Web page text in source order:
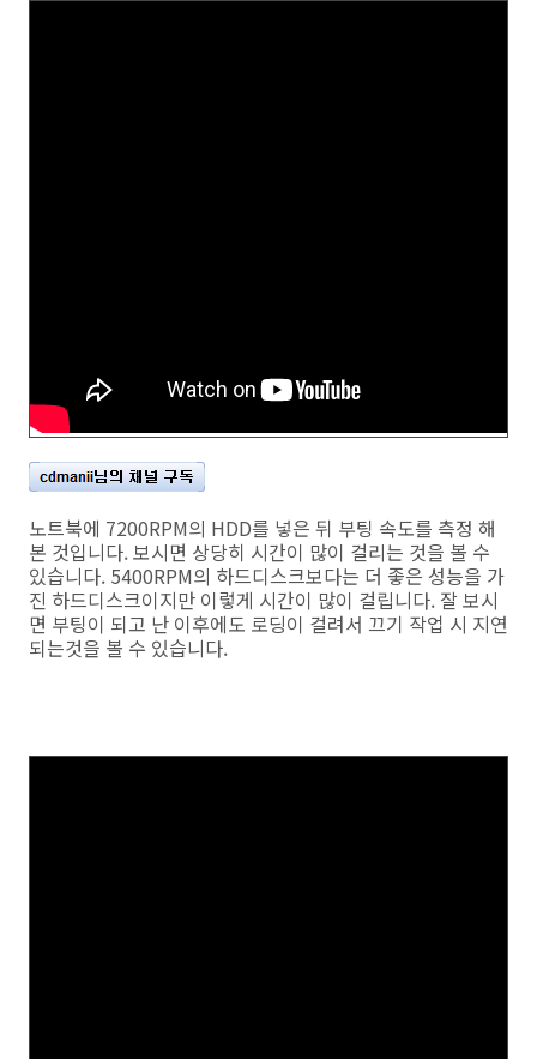
노트북에 7200RPM의 HDD를 넣은 뒤 부팅 속도를 측정 해
본 것입니다. 보시면 상당히 시간이 많이 걸리는 것을 볼 수
있습니다. 5400RPM의 하드디스크보다는 더 좋은 성능을 가
진 하드디스크이지만 이렇게 시간이 많이 걸립니다. 잘 보시
면 부팅이 되고 난 이후에도 로딩이 걸려서 끄기 작업 시 지연
되는것을 볼 수 있습니다.